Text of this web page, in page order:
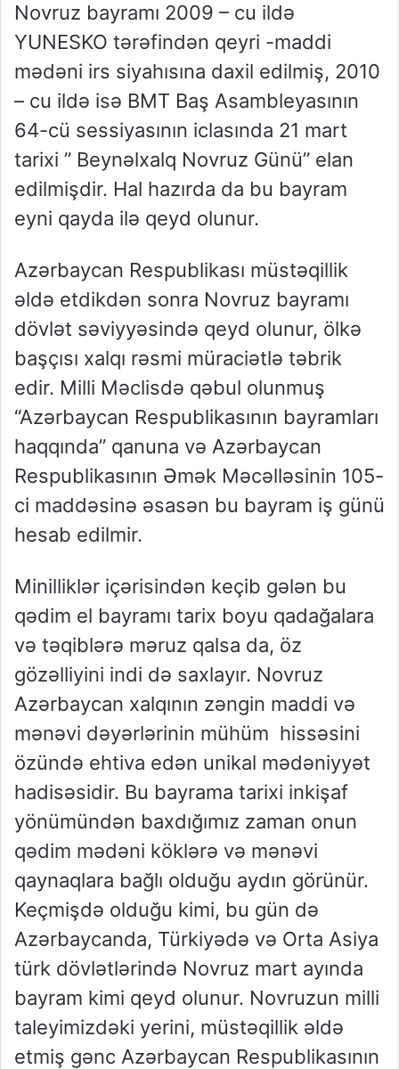
Novruz bayramı 2009 – cu ildə
YUNESKO tərəfindən qeyri -maddi
mədəni irs siyahısına daxil edilmiş, 2010
– cu ildə isə BMT Baş Asambleyasının
64-cü sessiyasının iclasında 21 mart
tarixi ” Beynəlxalq Novruz Günü” elan
edilmişdir. Hal hazırda da bu bayram
eyni qayda ilə qeyd olunur.
Azərbaycan Respublikası müstəqillik
əldə etdikdən sonra Novruz bayramı
dövlət səviyyəsində qeyd olunur, ölkə
başçısı xalqı rəsmi müraciətlə təbrik
edir. Milli Məclisdə qəbul olunmuş
“Azərbaycan Respublikasının bayramları
haqqında” qanuna və Azərbaycan
Respublikasının Əmək Məcəlləsinin 105-
ci maddəsinə əsasən bu bayram iş günü
hesab edilmir.
Minilliklər içərisindən keçib gələn bu
qədim el bayramı tarix boyu qadağalara
və təqiblərə məruz qalsa da, öz
gözəlliyini indi də saxlayır. Novruz
Azərbaycan xalqının zəngin maddi və
mənəvi dəyərlərinin mühüm hissəsini
özündə ehtiva edən unikal mədəniyyət
hadisəsidir. Bu bayrama tarixi inkişaf
yönümündən baxdığımız zaman onun
qədim mədəni köklərə və mənəvi
qaynaqlara bağlı olduğu aydın görünür.
Keçmişdə olduğu kimi, bu gün də
Azərbaycanda, Türkiyədə və Orta Asiya
türk dövlətlərində Novruz mart ayında
bayram kimi qeyd olunur. Novruzun milli
taleyimizdəki yerini, müstəqillik əldə
etmiş gənc Azərbaycan Respublikasının